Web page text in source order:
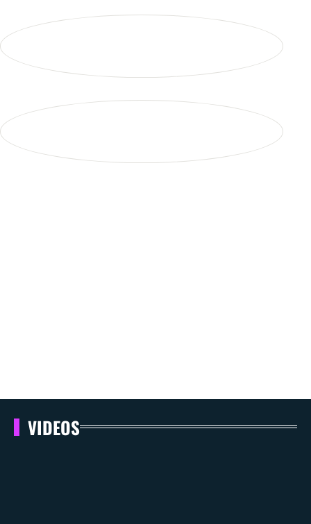
VIDEOS